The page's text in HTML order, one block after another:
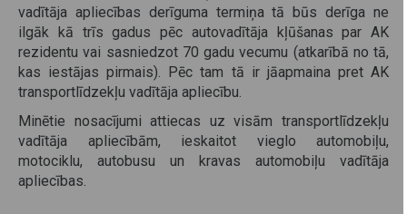
vadītāja apliecības derīguma termiņa tā būs derīga ne
ilgāk kā trīs gadus pēc autovadītāja kļūšanas par AK
rezidentu vai sasniedzot 70 gadu vecumu (atkarībā no tā,
kas iestājas pirmais). Pēc tam tā ir jāapmaina pret AK
transportlīdzekļu vadītāja apliecību.
Minētie nosacījumi attiecas uz visām transportlīdzekļu
vadītāja apliecībām, ieskaitot vieglo automobiļu,
motociklu, autobusu un kravas automobiļu vadītāja
apliecības.